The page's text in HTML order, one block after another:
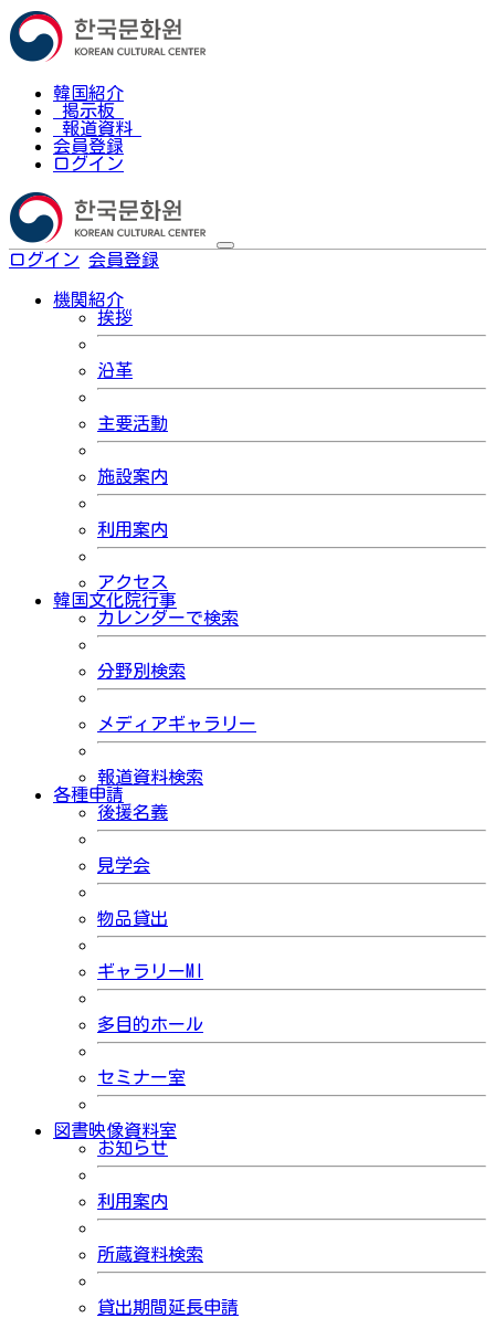
韓国紹介
掲示板
報道資料
会員登録
ログイン
ログイン 会員登録
機関紹介
挨拶
沿革
主要活動
施設案内
利用案内
アクセス
韓国文化院行事
カレンダーで検索
分野別検索
メディアギャラリー
報道資料検索
各種申請
後援名義
見学会
物品貸出
ギャラリーMI
多目的ホール
セミナー室
図書映像資料室
お知らせ
利用案内
所蔵資料検索
貸出期間延長申請